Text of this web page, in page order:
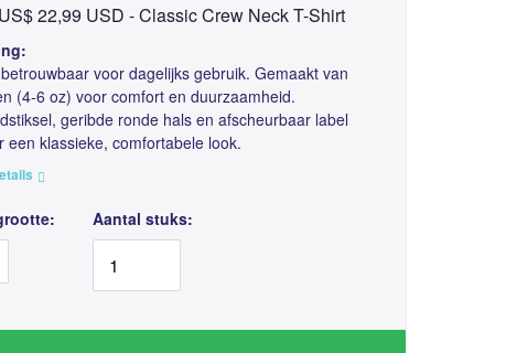
US$ 22,99 USD - Classic Crew Neck T-Shirt
voor dagelijks gebruik. Gemaakt van
(4-6 oz) voor comfort en duurzaamheid.
geribde ronde hals en afscheurbaar label
een klassieke, comfortabele look.
Aantal stuks: